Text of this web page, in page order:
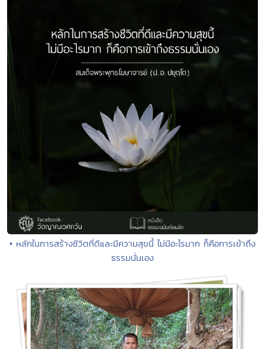
• หลักในการสร้างชีวิตที่ดีและมีความสุขนี้ ไม่มีอะไรมาก ก็คือการเข้าถึง
ธรรมนั่นเอง